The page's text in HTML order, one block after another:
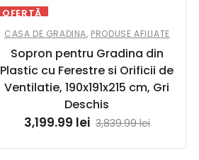
OFERTĂ
CASA DE GRADINA, PRODUSE AFILIATE
Sopron pentru Gradina din
Plastic cu Ferestre si Orificii de
Ventilatie, 190x191x215 cm, Gri
Deschis
3,839.99lei
3,199.99 lei